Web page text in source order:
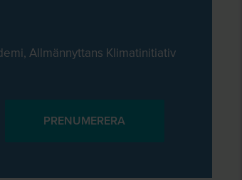
Allmännyttans Klimatinitiativ